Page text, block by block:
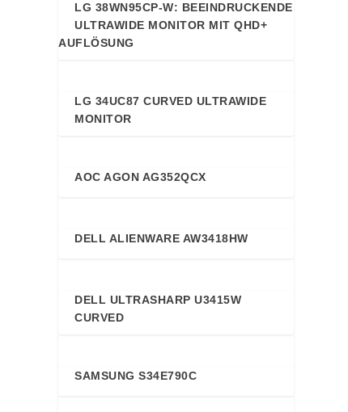
LG 38WN95CP-W: BEEINDRUCKENDE
ULTRAWIDE MONITOR MIT QHD+
AUFLÖSUNG
LG 34UC87 CURVED ULTRAWIDE
MONITOR
AOC AGON AG352QCX
DELL ALIENWARE AW3418HW
DELL ULTRASHARP U3415W
CURVED
SAMSUNG S34E790C